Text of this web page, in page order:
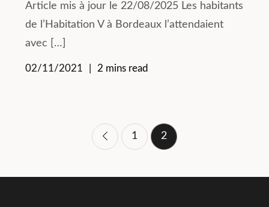
Article mis à jour le 22/08/2025 Les habitants
de l’Habitation V à Bordeaux l’attendaient
avec […]
02/11/2021 2 mins read
Pagination
1 2